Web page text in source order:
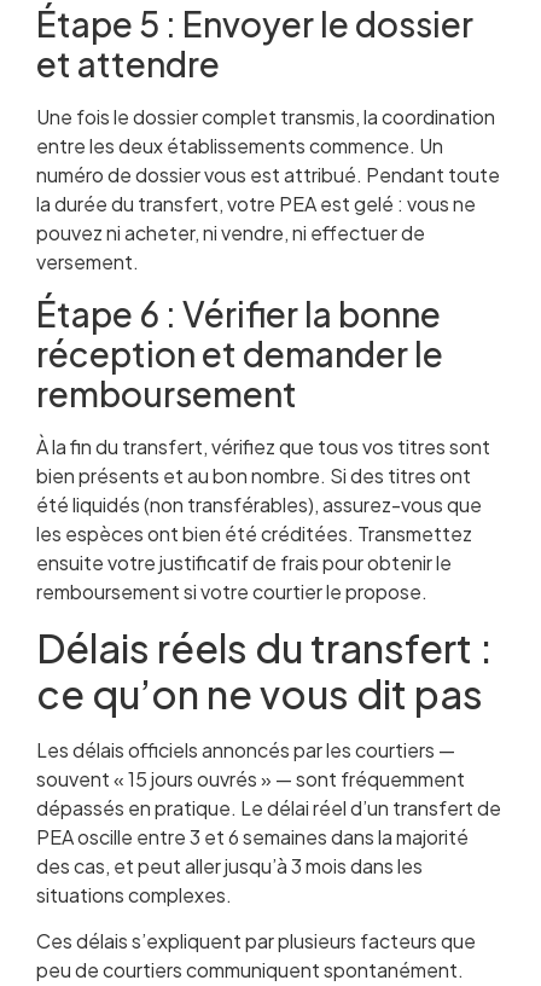
Étape 5 : Envoyer le dossier
et attendre
Une fois le dossier complet transmis, la coordination
entre les deux établissements commence. Un
numéro de dossier vous est attribué. Pendant toute
la durée du transfert, votre PEA est gelé : vous ne
pouvez ni acheter, ni vendre, ni effectuer de
versement.
Étape 6 : Vérifier la bonne
réception et demander le
remboursement
À la fin du transfert, vérifiez que tous vos titres sont
bien présents et au bon nombre. Si des titres ont
été liquidés (non transférables), assurez-vous que
les espèces ont bien été créditées. Transmettez
ensuite votre justificatif de frais pour obtenir le
remboursement si votre courtier le propose.
Délais réels du transfert :
ce qu’on ne vous dit pas
Les délais officiels annoncés par les courtiers —
souvent « 15 jours ouvrés » — sont fréquemment
dépassés en pratique. Le délai réel d’un transfert de
PEA oscille entre 3 et 6 semaines dans la majorité
des cas, et peut aller jusqu’à 3 mois dans les
situations complexes.
Ces délais s’expliquent par plusieurs facteurs que
peu de courtiers communiquent spontanément.